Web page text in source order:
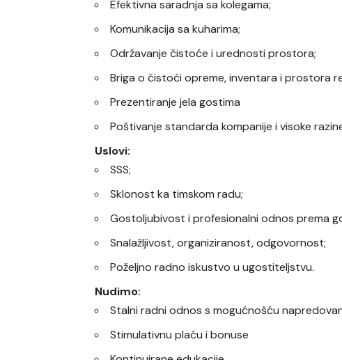
Efektivna saradnja sa kolegama;
Komunikacija sa kuharima;
Održavanje čistoće i urednosti prostora;
Briga o čistoći opreme, inventara i prostora
Prezentiranje jela gostima
Poštivanje standarda kompanije i visoke
Uslovi:
SSS;
Sklonost ka timskom radu;
Gostoljubivost i profesionalni odnos prema
Snalažljivost, organiziranost, odgovornost;
Poželjno radno iskustvo u ugostiteljstvu.
Nudimo:
Stalni radni odnos s mogućnošću
Stimulativnu plaću i bonuse